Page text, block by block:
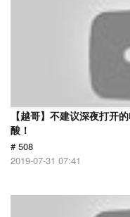
【越哥】不建议深夜打开
酸！
# 508
2019-07-31 07:41